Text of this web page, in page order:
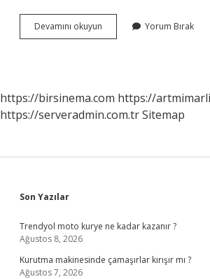
Devamını okuyun
Sorunu
Yorum Bırak
https://birsinema.com https://
https://serveradmin.com.trSitemap
Sidebar
Son Yazılar
Trendyol moto kurye ne kadar kazanır ?
Ağustos 8, 2026
Kurutma makinesinde çamaşırlar kırışır mı ?
Ağustos 7, 2026